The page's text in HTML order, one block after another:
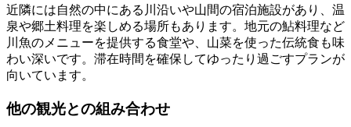
近隣には自然の中にある川沿いや山間の宿泊施設があり、温
泉や郷土料理を楽しめる場所もあります。地元の鮎料理など
川魚のメニューを提供する食堂や、山菜を使った伝統食も味
わい深いです。滞在時間を確保してゆったり過ごすプランが
向いています。
他の観光との組み合わせ